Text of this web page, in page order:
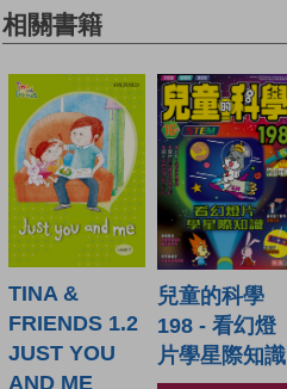
相關書籍
TINA &
FRIENDS 1.2
JUST YOU
AND ME
兒童的科學
198 - 看幻燈
片學星際知識